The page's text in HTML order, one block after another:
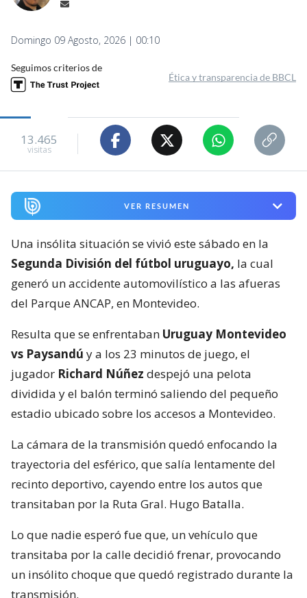
Domingo 09 Agosto, 2026 | 00:10
Seguimos criterios de
Ética y transparencia de BBCL
13.465
visitas
VER RESUMEN
Una insólita situación se vivió este sábado en la
Segunda División del fútbol uruguayo, la cual
generó un accidente automovilístico a las afueras
del Parque ANCAP, en Montevideo.
Resulta que se enfrentaban Uruguay Montevideo
vs Paysandú y a los 23 minutos de juego, el
jugador Richard Núñez despejó una pelota
dividida y el balón terminó saliendo del pequeño
estadio ubicado sobre los accesos a Montevideo.
La cámara de la transmisión quedó enfocando la
trayectoria del esférico, que salía lentamente del
recinto deportivo, cayendo entre los autos que
transitaban por la Ruta Gral. Hugo Batalla.
Lo que nadie esperó fue que, un vehículo que
transitaba por la calle decidió frenar, provocando
un insólito choque que quedó registrado durante la
transmisión.